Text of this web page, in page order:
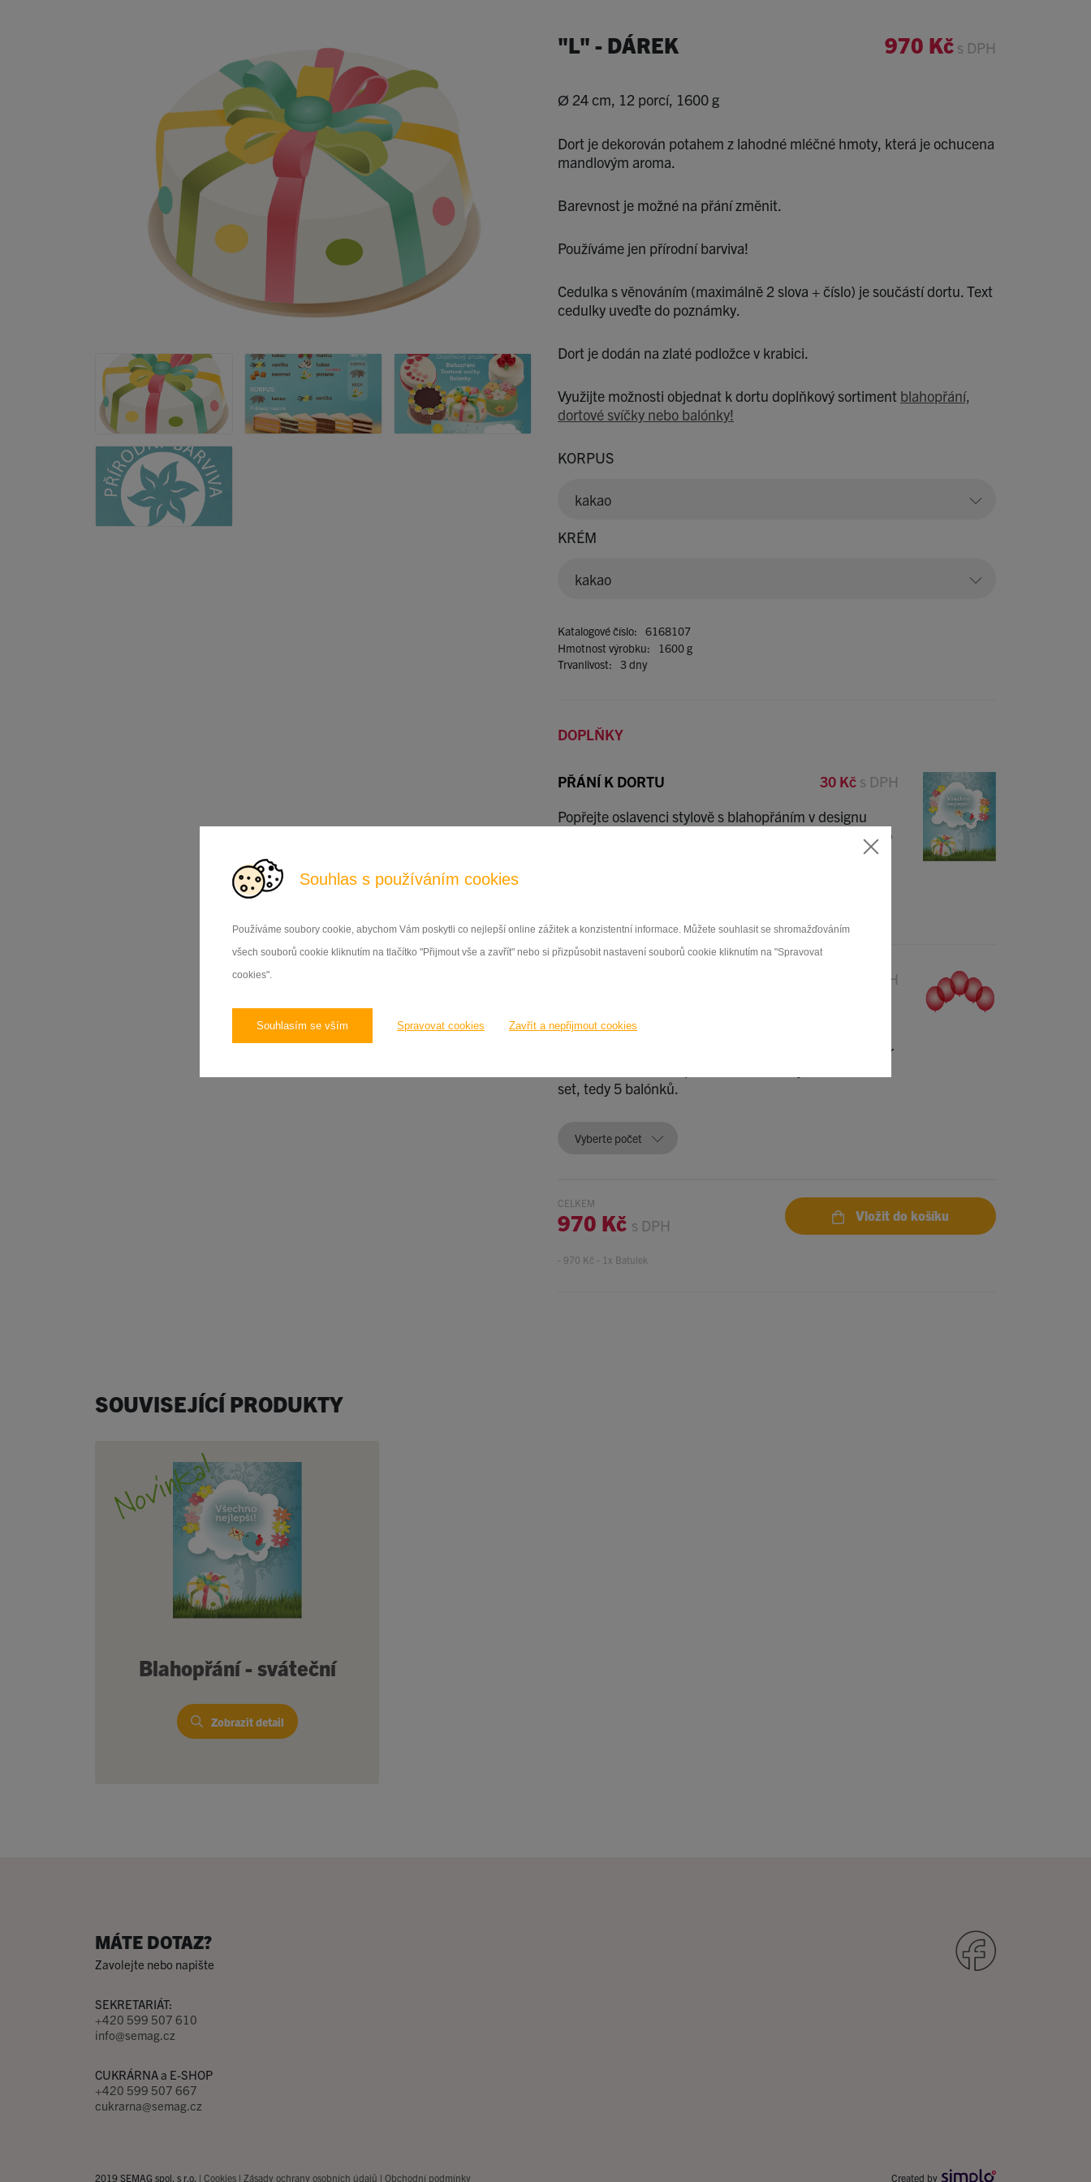
Souhlas s používáním cookies
Používáme soubory cookie, abychom Vám poskytli co nejlepší online zážitek a konzistentní informace. Můžete souhlasit se shromažďováním
všech souborů cookie kliknutím na tlačítko "Přijmout vše a zavřít" nebo si přizpůsobit nastavení souborů cookie kliknutím na "Spravovat
cookies".
Souhlasím se vším Spravovat cookies Zavřít a nepřijmout cookies
Poskytnuté dotační tituly
Vnitřní oznamovací systém
"L" - DÁREK 970 Kč s DPH
Ø 24 cm, 12 porcí, 1600 g
Dort je dekorován potahem z lahodné mléčné hmoty, která je ochucena
mandlovým aroma.
Barevnost je možné na přání změnit.
Používáme jen přírodní barviva!
Cedulka s věnováním (maximálně 2 slova + číslo) je součástí dortu. Text
cedulky uveďte do poznámky.
Dort je dodán na zlaté podložce v krabici.
Využijte možnosti objednat k dortu doplňkový sortiment blahopřání,
dortové svíčky nebo balónky!
KORPUS
kakao
KRÉM
kakao
Katalogové číslo:
6168107
Hmotnost výrobku:
1600 g
Trvanlivost:
3 dny
DOPLŇKY
PŘÁNÍ K DORTU 30 Kč s DPH
Popřejte oslavenci stylově s blahopřáním v designu
zvoleného dortu! Blahopřání ve formátu A5 je vytištěno
s DPH
Přibalte k objednávce 5, 10 nebo 20 ks balónků.
Balónek je sytě červené barvy a nafouknutý má průměr
set, tedy 5 balónků.
Vyberte počet
CELKEM
970 Kč s DPH
Vložit do košíku
- 970 Kč - 1x Batulek
SOUVISEJÍCÍ PRODUKTY
Blahopřání - sváteční
Zobrazit detail
Novinka!
MÁTE DOTAZ?
Zavolejte nebo napište
SEKRETARIÁT:
+420 599 507 610
info@semag.cz
CUKRÁRNA a E-SHOP
+420 599 507 667
cukrarna@semag.cz
2019 SEMAG spol. s r.o. | Cookies | Zásady ochrany osobních údajů | Obchodní podmínky Created by